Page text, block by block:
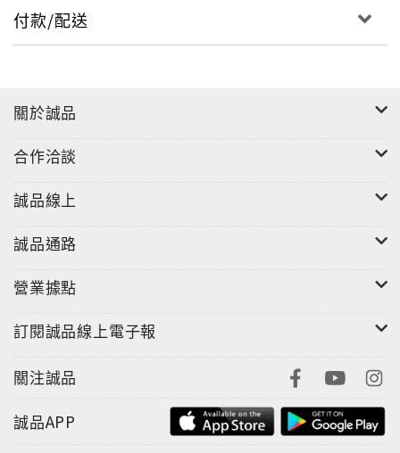
付款/配送
關於誠品
合作洽談
誠品線上
誠品通路
營業據點
訂閱誠品線上電子報
關注誠品
誠品APP